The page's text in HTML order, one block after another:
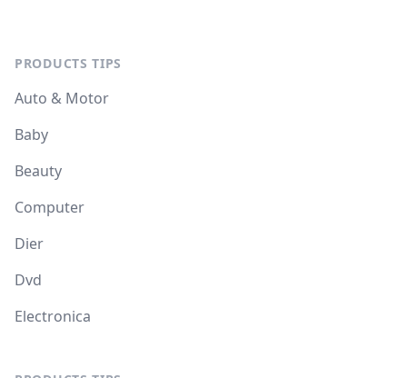
PRODUCTS TIPS
Auto & Motor
Baby
Beauty
Computer
Dier
Dvd
Electronica